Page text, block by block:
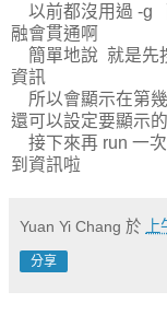
以前都沒用過 -g
融會貫通啊
簡單地說 就是先
資訊
所以會顯示在第
還可以設定要顯示
接下來再 run 一
到資訊啦
Yuan Yi Chang 於
分享